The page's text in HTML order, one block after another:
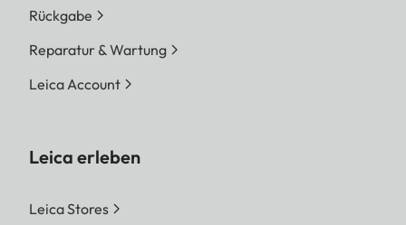
Rückgabe
Reparatur & Wartung
Leica Account
Leica erleben
Leica Stores